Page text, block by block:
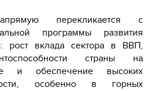
перекликается с
программы развития
рост вклада сектора в ВВП,
страны на
и обеспечение высоких
особенно в горных